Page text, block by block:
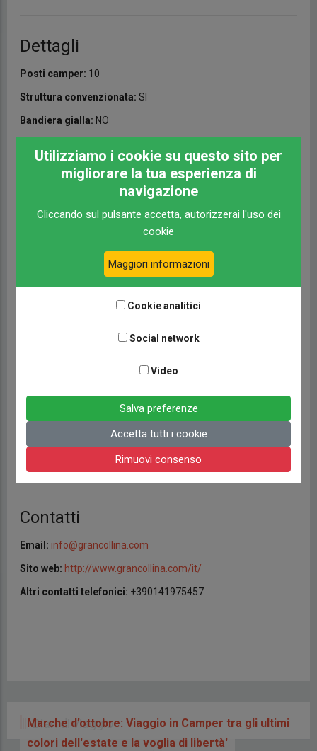
Dettagli
Posti camper: 10
Struttura convenzionata: SI
Bandiera gialla: NO
Posizione collina
San Damiano d'Asti
44° 50' 24.4356" N | 8° 3' 1.044" E
Contatti
Email: info@grancollina.com
Sito web: http://www.grancollina.com/it/
Altri contatti telefonici: +390141975457
Diari di viaggio
Marche d’ottobre: Viaggio in Camper tra gli ultimi
colori dell'estate e la voglia di libertà'
Utilizziamo i cookie su questo sito per
migliorare la tua esperienza di
navigazione
Cliccando sul pulsante accetta, autorizzerai l'uso dei
cookie
Maggiori informazioni
Cookie analitici
Social network
Video
Salva preferenze
Accetta tutti i cookie
Rimuovi consenso